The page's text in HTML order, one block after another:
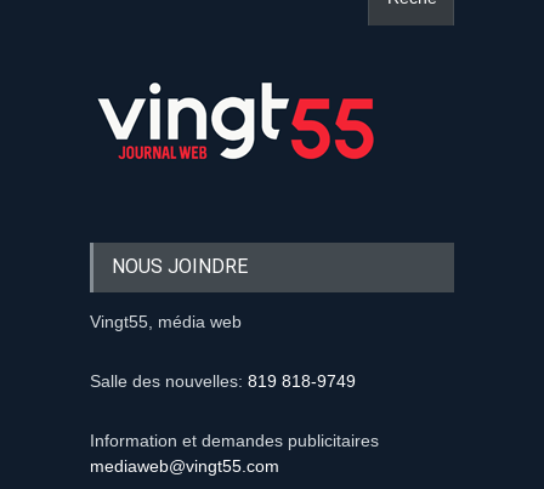
NOUS JOINDRE
Vingt55, média web
Salle des nouvelles: 819 818-9749
Information et demandes publicitaires
mediaweb@vingt55.com